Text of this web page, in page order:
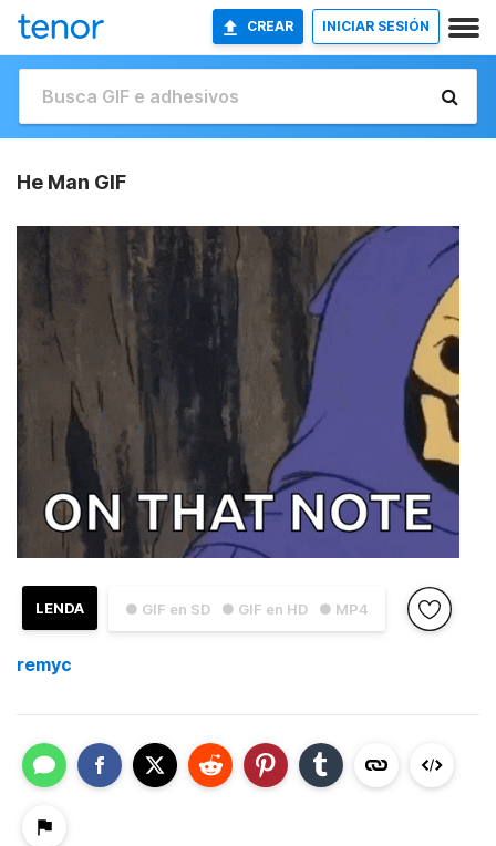
CREAR INICIAR SESIÓN
He Man GIF
● GIF en SD ● GIF en HD ● MP4
LENDA
remyc